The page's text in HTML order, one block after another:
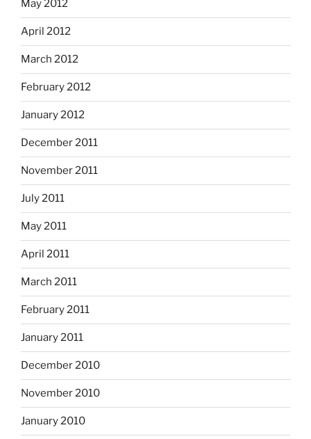
May 2012
April 2012
March 2012
February 2012
January 2012
December 2011
November 2011
July 2011
May 2011
April 2011
March 2011
February 2011
January 2011
December 2010
November 2010
January 2010